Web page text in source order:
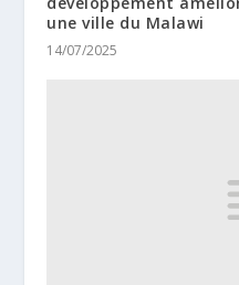
une ville du Malawi
14/07/2025